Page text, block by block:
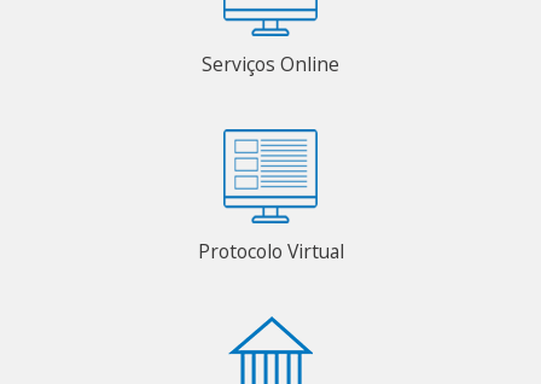
Serviços Online
Protocolo Virtual